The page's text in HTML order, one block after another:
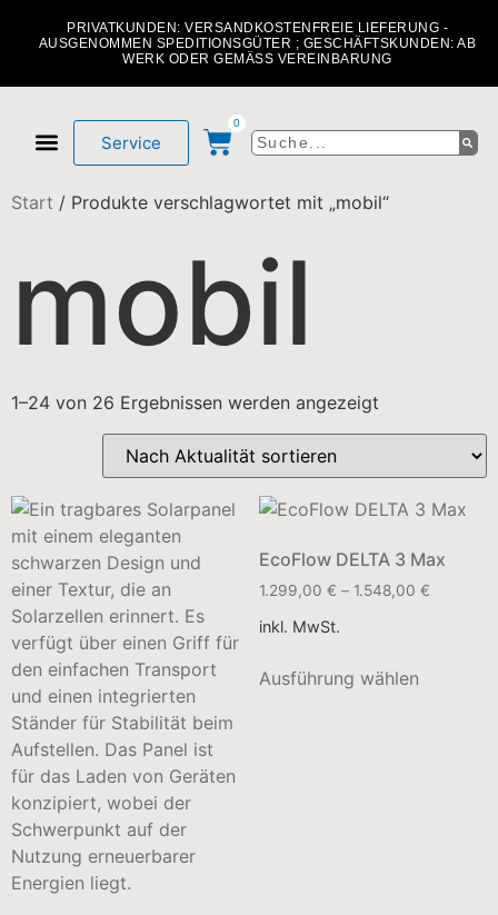
PRIVATKUNDEN: VERSANDKOSTENFREIE LIEFERUNG -
AUSGENOMMEN SPEDITIONSGÜTER ; GESCHÄFTSKUNDEN: AB
WERK ODER GEMÄSS VEREINBARUNG
Service
0
Start / Produkte verschlagwortet mit „mobil“
mobil
1–24 von 26 Ergebnissen werden angezeigt
EcoFlow DELTA 3 Max
1.299,00 € – 1.548,00 €
inkl. MwSt.
Ausführung wählen